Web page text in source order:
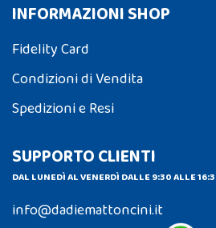
INFORMAZIONI SHOP
Fidelity Card
Condizioni di Vendita
Spedizioni e Resi
SUPPORTO CLIENTI
DAL LUNEDÌ AL VENERDÌ DALLE 9:30 ALLE
info@dadiemattoncini.it